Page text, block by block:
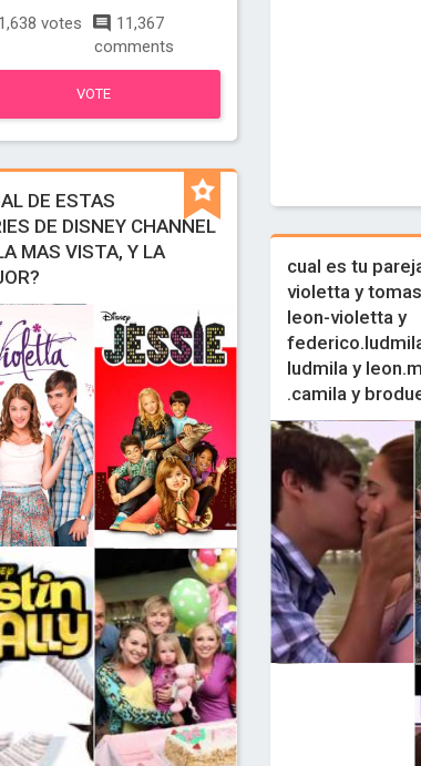
votes
11,367
comments
VOTE
DE ESTAS
DE DISNEY CHANNEL
MAS VISTA, Y LA
cual es tu
violetta y
leon-violetta y
ludmila y
.camila y